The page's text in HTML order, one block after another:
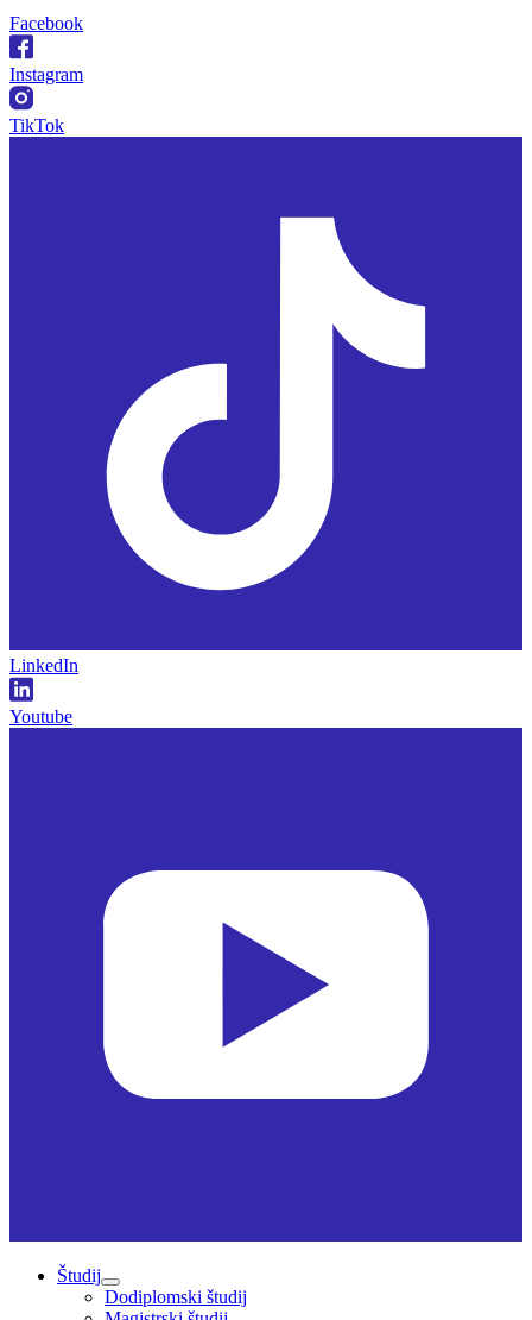
Facebook
Instagram
TikTok
LinkedIn
Youtube
Študij
Dodiplomski študij